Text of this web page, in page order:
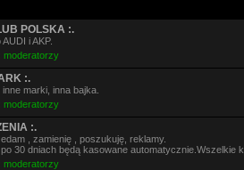
POLSKA :.
i AKP.
moderatorzy
:.
marki, inna bajka.
moderatorzy
:.
, zamienię , poszukuję, reklamy.
po 30 dniach będą kasowane automatycznie.Wszelkie
moderatorzy